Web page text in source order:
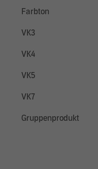
Farbton
VK3
VK4
VK5
VK7
Gruppenprodukt